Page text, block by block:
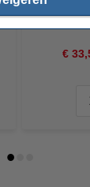
van 2500
€